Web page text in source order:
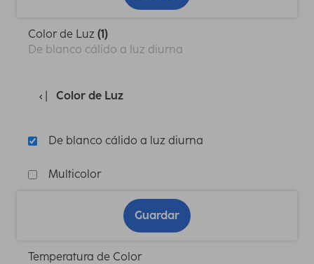
Color de Luz (1)
De blanco cálido a luz diurna
Color de Luz
De blanco cálido a luz diurna
Multicolor
Guardar
Temperatura de Color